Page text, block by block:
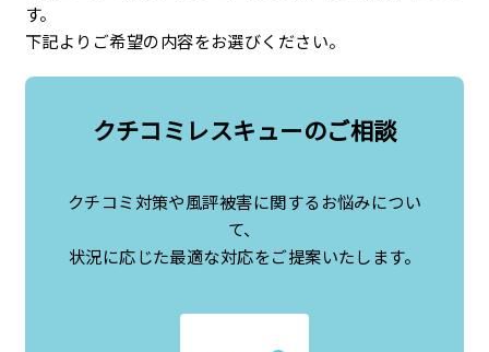
最新情報
お問い合わせ
す。
下記よりご希望の内容をお選びください。
クチコミレスキューのご相談
クチコミ対策や風評被害に関するお悩みについ
て、
状況に応じた最適な対応をご提案いたします。